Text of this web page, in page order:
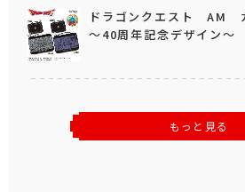
ドラゴンクエスト AM
～40周年記念デザイン～
もっと見る